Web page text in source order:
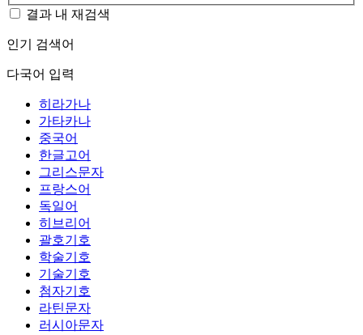
결과 내 재검색
인기 검색어
다국어 입력
히라가나
가타카나
중국어
한글고어
그리스문자
프랑스어
독일어
히브리어
괄호기호
학술기호
기술기호
첨자기호
라틴문자
러시아문자